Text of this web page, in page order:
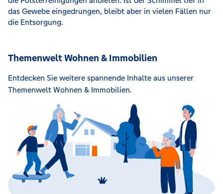
das Gewebe eingedrungen, bleibt aber in vielen Fällen nur
die Entsorgung.
Themenwelt Wohnen & Immobilien
Entdecken Sie weitere spannende Inhalte aus unserer
Themenwelt Wohnen & Immobilien.